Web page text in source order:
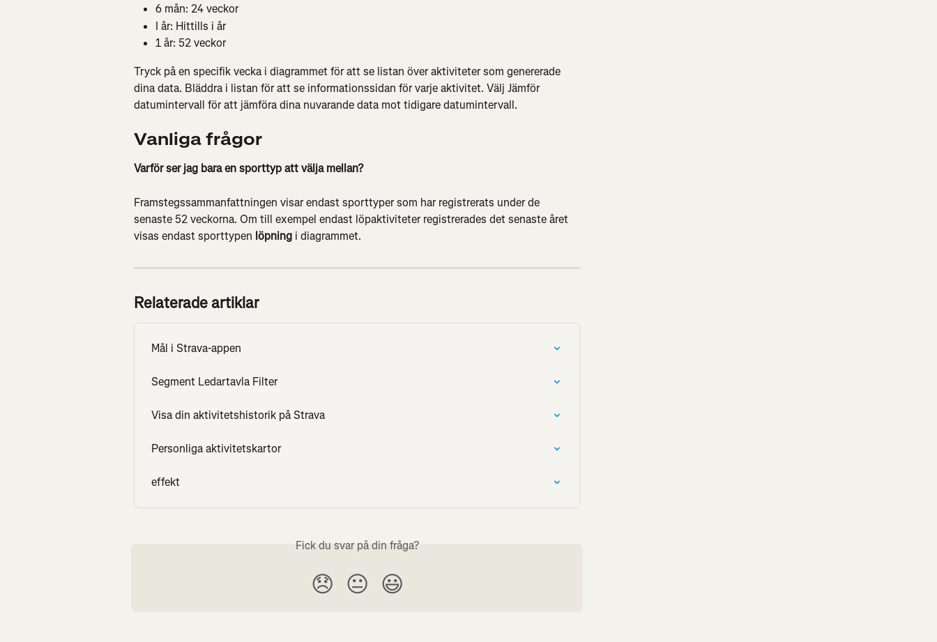
6 mån: 24 veckor
I år: Hittills i år
1 år: 52 veckor
Tryck på en specifik vecka i diagrammet för att se listan över aktiviteter som genererade
dina data. Bläddra i listan för att se informationssidan för varje aktivitet. Välj Jämför
datumintervall för att jämföra dina nuvarande data mot tidigare datumintervall.
Vanliga frågor
Varför ser jag bara en sporttyp att välja mellan?
Framstegssammanfattningen visar endast sporttyper som har registrerats under de
senaste 52 veckorna. Om till exempel endast löpaktiviteter registrerades det senaste året
visas endast sporttypen löpning i diagrammet.
Relaterade artiklar
Mål i Strava-appen
Segment Ledartavla Filter
Visa din aktivitetshistorik på Strava
Personliga aktivitetskartor
effekt
Fick du svar på din fråga?
😞 😐 😃